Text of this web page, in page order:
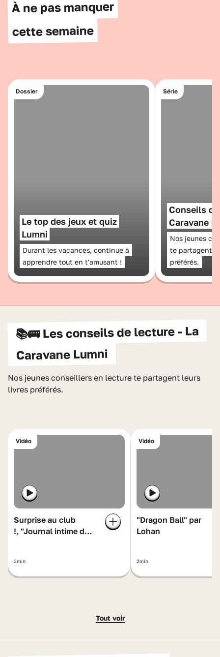
À ne pas manquer
cette semaine
Dossier
Le top des jeux et quiz
Lumni
Durant les vacances, continue à
apprendre tout en t'amusant !
Série
Conseils
Caravane
Nos jeunes
te partagent
préférés.
📚🚌 Les conseils de lecture - La
Caravane Lumni
Nos jeunes conseillers en lecture te partagent leurs
livres préférés.
Vidéo
Surprise au club
!, "Journal intime du
2min
Vidéo
"Dragon Ball" par
Lohan
2min
Tout voir